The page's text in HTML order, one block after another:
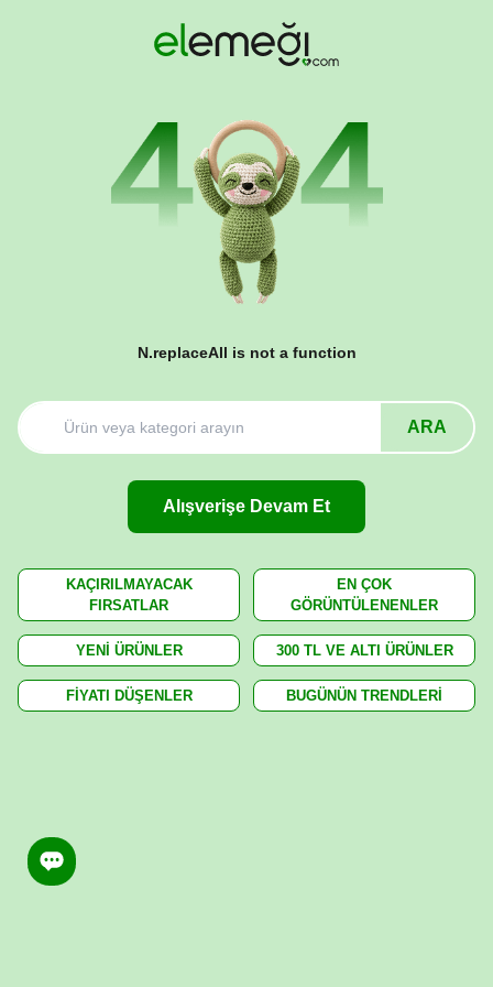
N.replaceAll is not a function
ARA
Alışverişe Devam Et
KAÇIRILMAYACAK
FIRSATLAR
EN ÇOK
GÖRÜNTÜLENENLER
YENİ ÜRÜNLER 300 TL VE ALTI ÜRÜNLER
FİYATI DÜŞENLER BUGÜNÜN TRENDLERİ